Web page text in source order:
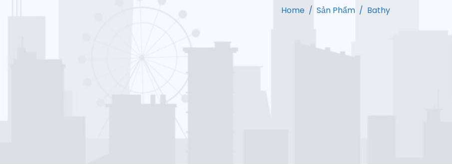
Home Sản Phẩm Bathy